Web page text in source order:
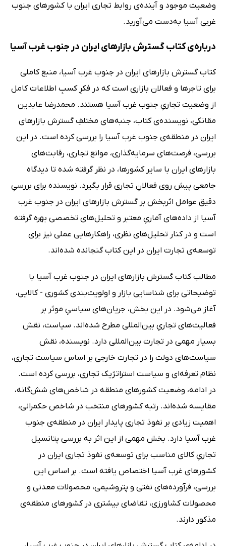
وضعیت موجود و آینده‌ی روابط تجاری ایران با کشورهای جنوب
غربی آسیا به‌دست می‌آورید.
درباره‌ی کتاب گسترش بازارهای ایران در جنوب غرب آسیا
کتاب گسترش بازارهای ایران در جنوب غرب آسیا، منبع کاملی
برای تاجرها و فعالان بازاری است که در فکرِ کسبِ اطلاعات کامل
از وضعیت تجاریِ جنوب غرب آسیا هستند. محمدرضا عابدین
مقانکی، نویسنده‌ی کتاب، جنبه‌های مختلفِ گسترش بازارهای
ایران در منطقه‌ی جنوب غرب آسیا را بررسی کرده است. در این
بررسی، فرصت‌های سرمایه‌گذاری، موانع تجاری، رقابت‌های
بازارهای ایران با سایر کشورها، در نظر گرفته شده تا دیدگاه
جامعی پیش روی فعالانِ تجاری قرار بگیرد. نویسنده برای بررسیِ
دقیق عوامل اثربخش بر گسترش بازارهای ایران در جنوب غرب
آسیا از داده‌های آماریِ معتبر و تحلیل‌های تخصصی بهره گرفته
است و در کنار تحلیل‌های نظری، راهکارهایی عملی نیز برای
توسعه‌ی تجارت ایران در این کتاب گنجانده شده‌اند.
مطالب کتاب گسترش بازارهای ایران در جنوب غرب آسیا با
توضیحاتی برای شناسایی بازار و اولویت‌بندی کشوری - کالایی،
آغاز می‌شود. در این بخش، جریان‌های سیاسیِ موثر بر
فعالیت‌های تجاریِ بین‌المللی مطرح شده‌اند. سیاست، نقش
بسیار مهمی در تجارت بین‌المللی دارد. نویسنده‌، نقش
سیاست‌های دولت را در تجارت خارجی بر اساس سیاست تجاری،‌
نظام تعرفه‌ای و سیاست استراتژیک تجاری، بررسی کرده است.
در ادامه‌، وضعیت کشورهای منطقه در شاخص‌های شش‌گانه،
مقایسه‌ شده‌اند. رتبه کشورهای منتخب در شاخص حکمرانی،
اهمیت زیادی بر نفوذ تجاری پایدار ایران در منطقه‌ی جنوب
غرب آسیا دارد. بخش مهمی از این اثر به بررسی پتانسیل
تجاریِ کالای مناسب برای توسعه‌ی نفوذ تجاری ایران در
کشورهای غرب آسیا اختصاص یافته است. بر اساس این
بررسی، فرآورده‌های نفتی و پتروشیمی، محصولات معدنی و
محصولات کشاورزی، تقاضای بیشتری در کشورهای منطقه‌‌ی
مذکور دارند.